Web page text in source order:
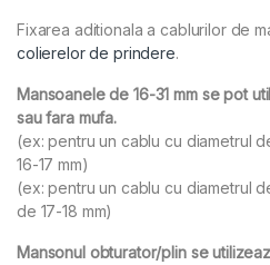
Fixarea aditionala a cablurilor de
colierelor de prindere.
Mansoanele de 16-31 mm se pot
sau fara mufa.
(ex: pentru un cablu cu diametrul
16-17 mm)
(ex: pentru un cablu cu diametrul
de 17-18 mm)
Mansonul obturator/plin se